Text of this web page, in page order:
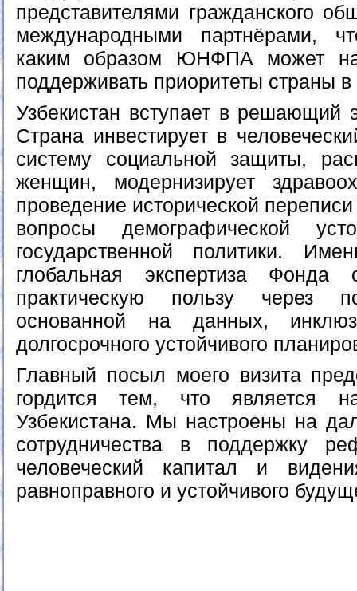
представителями гражданского
международными партнёрами,
каким образом ЮНФПА может
поддерживать приоритеты страны
Узбекистан вступает в решающий
Страна инвестирует в
систему социальной защиты,
женщин, модернизирует
проведение исторической
вопросы демографической
государственной политики.
глобальная экспертиза Фонда
практическую пользу через
основанной на данных,
долгосрочного устойчивого
Главный посыл моего визита
гордится тем, что является
Узбекистана. Мы настроены на
сотрудничества в поддержку
человеческий капитал и
равноправного и устойчивого